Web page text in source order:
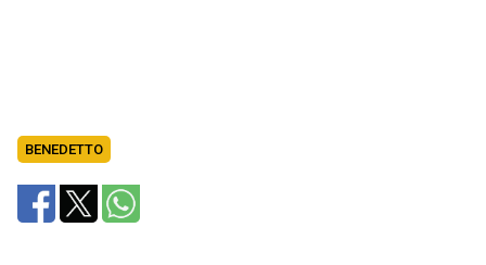
BENEDETTO